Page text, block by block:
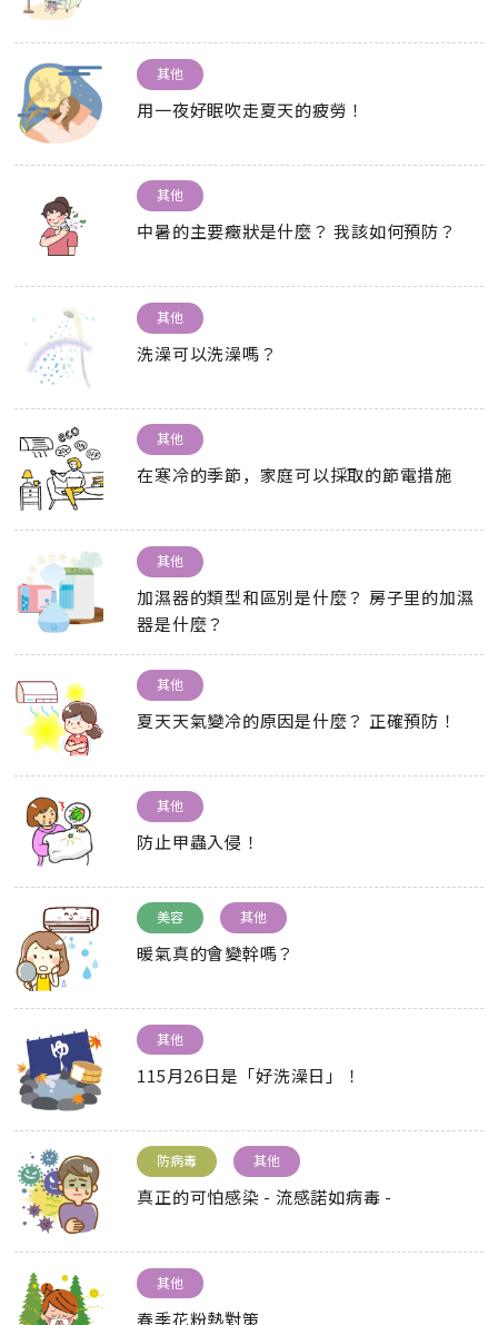
其他
用一夜好眠吹走夏天的疲勞！
其他
中暑的主要癥狀是什麼？ 我該如何預防？
其他
洗澡可以洗澡嗎？
其他
在寒冷的季節，家庭可以採取的節電措施
其他
加濕器的類型和區別是什麼？ 房子里的加濕
器是什麼？
其他
夏天天氣變冷的原因是什麼？ 正確預防！
其他
防止甲蟲入侵！
美容 其他
暖氣真的會變幹嗎？
其他
115月26日是「好洗澡日」！
防病毒 其他
真正的可怕感染 - 流感諾如病毒 -
其他
春季花粉熱對策